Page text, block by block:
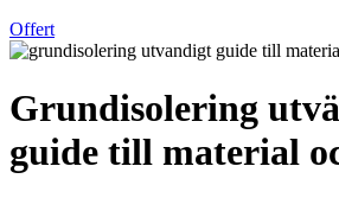
Offert
Grundisolering
guide till material